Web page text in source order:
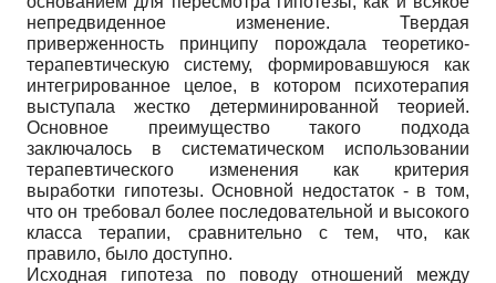
непредвиденное изменение. Твердая
приверженность принципу порождала теоретико-
терапевтическую систему, формировавшуюся как
интегрированное целое, в котором психотерапия
выступала жестко детерминированной теорией.
Основное преимущество такого подхода
заключалось в систематическом использовании
терапевтического изменения как критерия
выработки гипотезы. Основной недостаток - в том,
что он требовал более последовательной и высокого
класса терапии, сравнительно с тем, что, как
правило, было доступно.
Исходная гипотеза по поводу отношений между